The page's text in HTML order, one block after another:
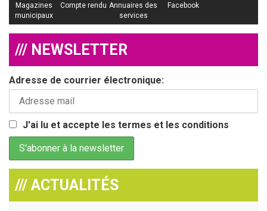
Magazines
municipaux
Compte rendu Annuaires des
services
Facebook
/// NEWSLETTER
Adresse de courrier électronique:
J'ai lu et accepte les termes et les conditions
/// ACTUALITÉS